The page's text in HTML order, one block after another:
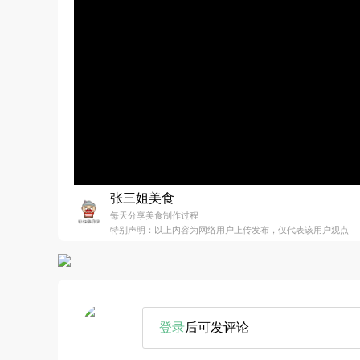
张三姐美食
每天分享美食制作过程
特别声明：以上内容为网络用户上传发布，仅代表该用户观点
登录后可发评论